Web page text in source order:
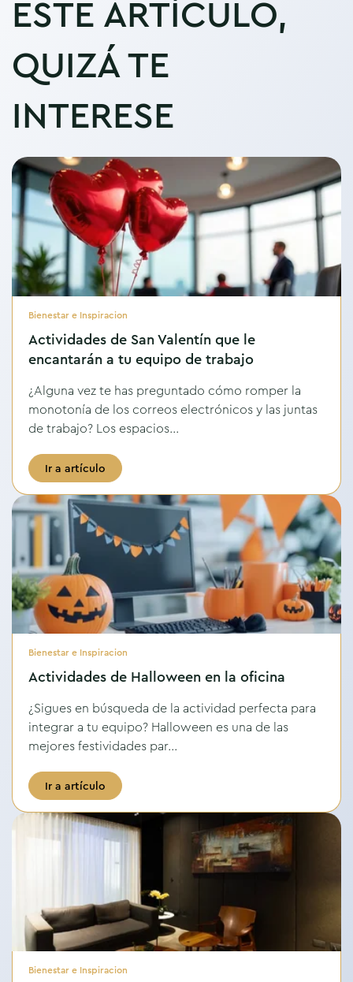
ESTE ARTÍCULO,
QUIZÁ TE
INTERESE
Bienestar e Inspiracion
Actividades de San Valentín que le
encantarán a tu equipo de trabajo
¿Alguna vez te has preguntado cómo romper la
monotonía de los correos electrónicos y las juntas
de trabajo? Los espacios...
Ir a artículo
Bienestar e Inspiracion
Actividades de Halloween en la oficina
¿Sigues en búsqueda de la actividad perfecta para
integrar a tu equipo? Halloween es una de las
mejores festividades par...
Ir a artículo
Bienestar e Inspiracion